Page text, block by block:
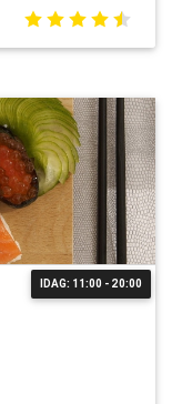
IDAG: 11:00 - 20:00